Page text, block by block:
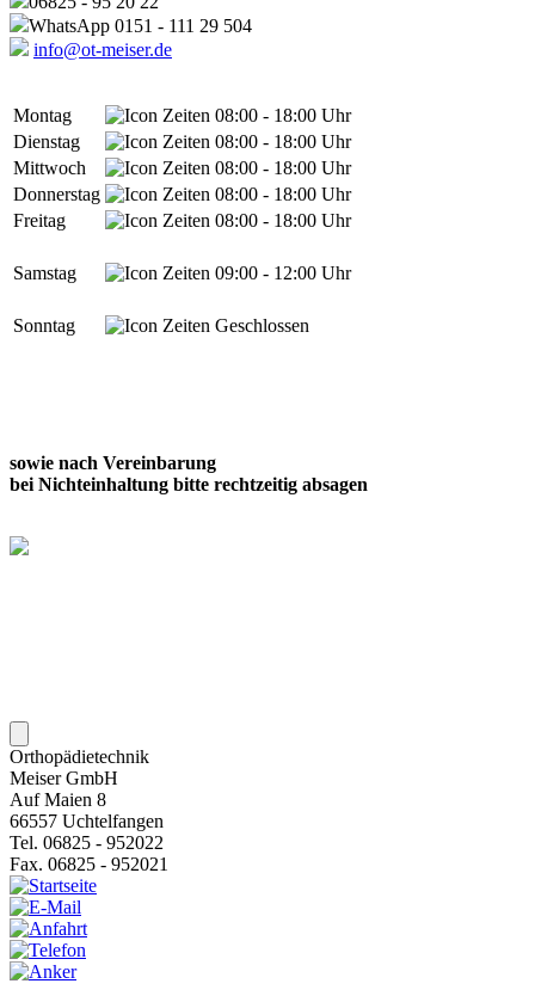
WhatsApp 0151 - 111 29 504
info@ot-meiser.de
Montag
08:00 - 18:00 Uhr
Dienstag
08:00 - 18:00 Uhr
Mittwoch
08:00 - 18:00 Uhr
Donnerstag
08:00 - 18:00 Uhr
Freitag
08:00 - 18:00 Uhr
Samstag 09:00 - 12:00 Uhr
Sonntag Geschlossen
sowie nach Vereinbarung
bei Nichteinhaltung bitte rechtzeitig absagen
Orthopädietechnik
Meiser GmbH
Auf Maien 8
66557 Uchtelfangen
Tel. 06825 - 952022
Fax. 06825 - 952021